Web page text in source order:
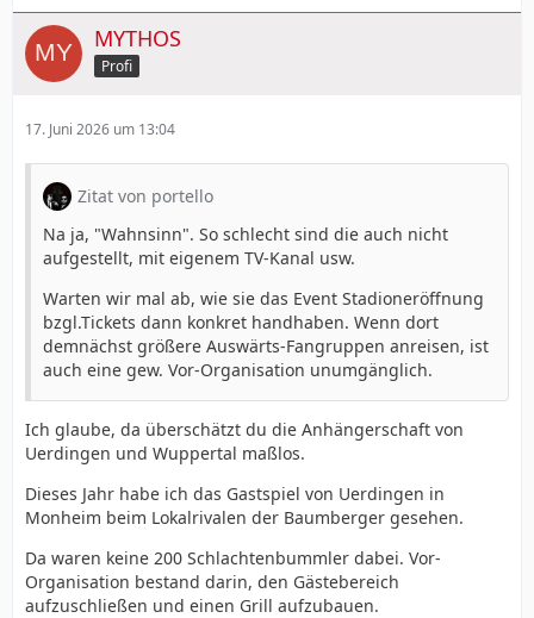
MYTHOS
Profi
17. Juni 2026 um 13:04
Zitat von portello
Na ja, "Wahnsinn". So schlecht sind die auch nicht
aufgestellt, mit eigenem TV-Kanal usw.
Warten wir mal ab, wie sie das Event Stadioneröffnung
bzgl.Tickets dann konkret handhaben. Wenn dort
demnächst größere Auswärts-Fangruppen anreisen, ist
auch eine gew. Vor-Organisation unumgänglich.
Ich glaube, da überschätzt du die Anhängerschaft von
Uerdingen und Wuppertal maßlos.
Dieses Jahr habe ich das Gastspiel von Uerdingen in
Monheim beim Lokalrivalen der Baumberger gesehen.
Da waren keine 200 Schlachtenbummler dabei. Vor-
Organisation bestand darin, den Gästebereich
aufzuschließen und einen Grill aufzubauen.